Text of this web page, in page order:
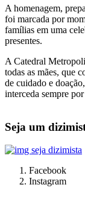
A homenagem,
foi marcada por
famílias em uma
presentes.
A Catedral
todas as mães, que
de cuidado e
interceda sempre
Seja um
Facebook
Instagram